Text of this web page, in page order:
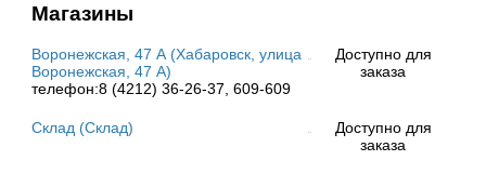
Магазины
Воронежская, 47 А (Хабаровск, улица
Воронежская, 47 А)
телефон:8 (4212) 36-26-37, 609-609
Доступно для
заказа
Склад (Склад)
Доступно для
заказа